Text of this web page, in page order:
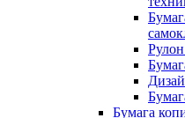
Бумага